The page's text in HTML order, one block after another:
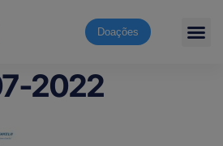
Doações
2022